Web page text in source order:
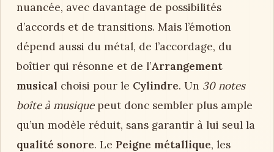
nuancée, avec davantage de possibilités
d’accords et de transitions. Mais l’émotion
dépend aussi du métal, de l’accordage, du
boîtier qui résonne et de l’Arrangement
musical choisi pour le Cylindre. Un 30 notes
boîte à musiquepeut donc sembler plus ample
qu’un modèle réduit, sans garantir à lui seul la
qualité sonore. Le Peigne métallique, les